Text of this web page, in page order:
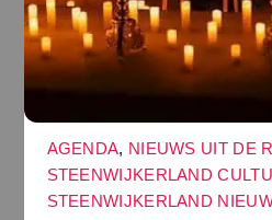
AGENDA, NIEUWS UIT DE
STEENWIJKERLAND
STEENWIJKERLAND